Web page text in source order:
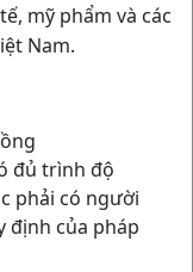
mỹ phẩm và các
Nam.
đủ trình độ
phải có người
định của pháp
& Trang Thiết Bị
sau:
tại cửa hàng:
Thanh,